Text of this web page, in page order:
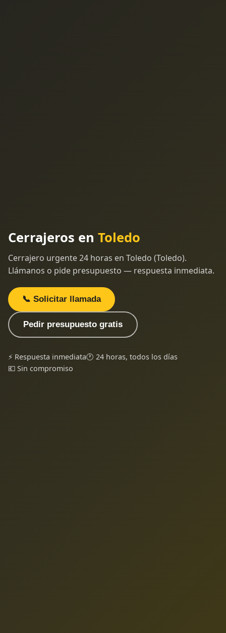
Cerrajeros en Toledo
Cerrajero urgente 24 horas en Toledo (Toledo).
Llámanos o pide presupuesto — respuesta inmediata.
📞 Solicitar llamada
Pedir presupuesto gratis
⚡ Respuesta inmediata🕐 24 horas, todos los días
💶 Sin compromiso